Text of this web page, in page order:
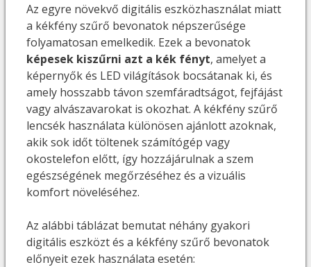
Az egyre növekvő digitális eszközhasználat miatt
a kékfény szűrő bevonatok népszerűsége
folyamatosan emelkedik. Ezek a bevonatok
képesek kiszűrni azt a kék fényt, amelyet a
képernyők és LED világítások bocsátanak ki, és
amely hosszabb távon szemfáradtságot, fejfájást
vagy alvászavarokat is okozhat. A kékfény szűrő
lencsék használata különösen ajánlott azoknak,
akik sok időt töltenek számítógép vagy
okostelefon előtt, így hozzájárulnak a szem
egészségének megőrzéséhez és a vizuális
komfort növeléséhez.
Az alábbi táblázat bemutat néhány gyakori
digitális eszközt és a kékfény szűrő bevonatok
előnyeit ezek használata esetén: